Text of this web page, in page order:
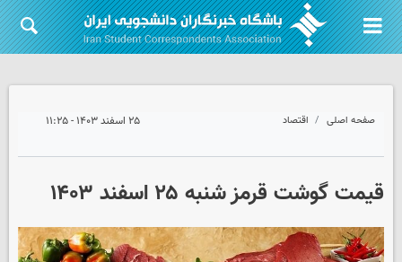
صفحه اصلی اقتصاد ۲۵ اسفند ۱۴۰۳ - ۱۱:۲۵
قیمت گوشت قرمز شنبه ۲۵ اسفند ۱۴۰۳